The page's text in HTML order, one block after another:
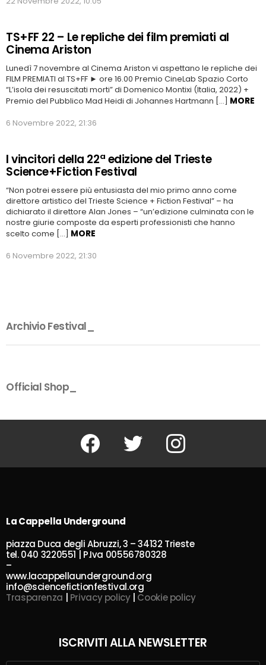
TS+FF 22 – Le repliche dei film premiati al
Cinema Ariston
Lunedì 7 novembre al Cinema Ariston vi aspettano le repliche dei
FILM PREMIATI al TS+FF ► ore 16.00 Premio CineLab Spazio Corto
“L’isola dei resuscitati morti” di Domenico Montixi (Italia, 2022) +
Premio del Pubblico Mad Heidi di Johannes Hartmann […] MORE
6 Novembre 2022, 21:36
I vincitori della 22ª edizione del Trieste
Science+Fiction Festival
“Non potrei essere più entusiasta del mio primo anno come
direttore artistico del Trieste Science + Fiction Festival” – ha
dichiarato il direttore Alan Jones – “un’edizione culminata con le
nostre giurie composte da esperti professionisti che hanno
scelto come […] MORE
6 Novembre 2022, 21:30
Archivio Festival_
Official Shop_
Facebook Twitter Instagram
La Cappella Underground
piazza Duca degli Abruzzi, 3 – 34132 Trieste
tel. 040 3220551 | P.Iva 00556780328
–
www.lacappellaunderground.org
info@sciencefictionfestival.org
Trasparenza | Privacy policy| Cookie policy
ISCRIVITI ALLA NEWSLETTER